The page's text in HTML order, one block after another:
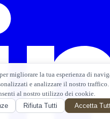
migliorare la tua esperienza di
e analizzare il nostro
al nostro utilizzo dei cookie.
Rifiuta Tutti Accetta